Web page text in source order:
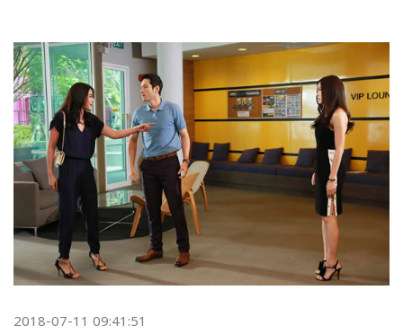
2018-07-11 09:41:51